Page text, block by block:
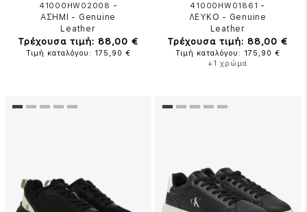
41000HW02008 -
ΑΣΗΜΙ
- Genuine
Leather
Τρέχουσα τιμή: 88,00 €
Τιμή καταλόγου: 175,90 €
41000HW01861 -
ΛΕΥΚΟ - Genuine
Leather
Τρέχουσα τιμή: 88,00 €
Τιμή καταλόγου: 175,90 €
+1 χρώμα